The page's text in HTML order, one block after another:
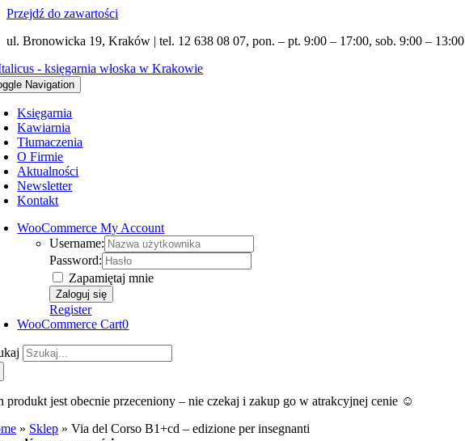
Przejdź do zawartości
ul. Bronowicka 19, Kraków | tel. 12 638 08 07, pon. – pt. 9:00 – 17:00, sob. 9:00 – 13:00
Navigation
Księgarnia
Kawiarnia
Tłumaczenia
O Firmie
Aktualności
Newsletter
Kontakt
WooCommerce My Account
Username:
Password:
Zapamiętaj mnie
Register
WooCommerce Cart0
produkt jest obecnie przeceniony – nie czekaj i zakup go w atrakcyjnej cenie ☺️
» Sklep »Via del Corso B1+cd – edizione per insegnanti